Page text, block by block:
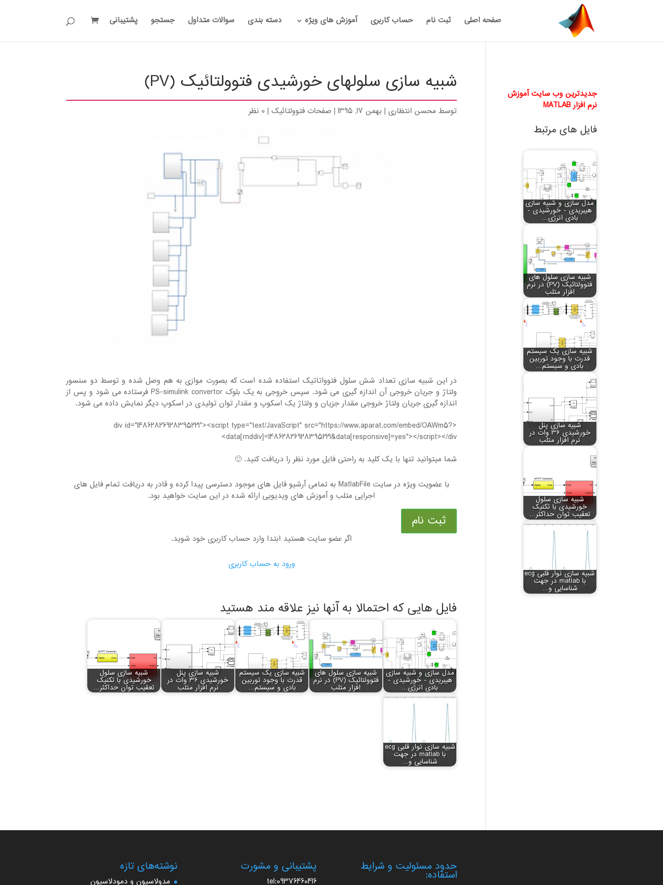
صفحه اصلی ثبت نام حساب کاربری آموزش های ویژه دسته بندی سوالات متداول جستجو پشتیبانی
شبیه سازی سلولهای خورشیدی فتوولتائیک (PV)
توسط محسن انتظاری| بهمن 17, 1395 | صفحات فتوولتائیک| 0 نظر
در این شبیه سازی تعداد شش سلول فتوواتاتیک استفاده شده است که بصورت موازی به هم وصل شده و توسط دو سنسور
ولتاژ و جریان خروجی آن اندازه گیری می شود. سپس خروجی به یک بلوک PS-simulink convertor فرستاده می شود و پس از
اندازه گیری جریان ولتاژ خروجی مقدار جزیان و ولتاژ یک اسکوپ و مقدار توان تولیدی در اسکوپ دیگر نمایش داده می شود.
<div id="14862826928395221"><script type="text/JavaScript" src="https://www.aparat.com/embed/OAWm5?
data[rnddiv]=14862826928395221&data[responsive]=yes"></script></div>
شما میتوانید تنها با یک کلید به راحتی فایل مورد نظر را دریافت کنید. 🙂
با عضویت ویژه در سایت MatlabFile به تمامی آرشیو فایل های موجود دسترسی پیدا کرده و قادر به دریافت تمام فایل های
اجرایی متلب و آموزش های ویدیویی ارائه شده در این سایت خواهید بود.
ثبت نام
اگر عضو سایت هستید ابتدا وارد حساب کاربری خود شوید.
ورود به حساب کاربری
فایل هایی که احتمالا به آنها نیز علاقه مند هستید
مدل سازی و شبیه سازی
هیبریدی - خورشیدی -
بادی انرژی…
شبیه سازی سلول های
فتوولتائیک (PV) در نرم
افزار متلب
شبیه سازی یک سیستم
قدرت با وجود توربین
بادی و سیستم…
شبیه سازی پنل
خورشیدی 36 وات در
نرم افزار متلب
شبیه سازی سلول
خورشیدی با تکنیک
تعقیب توان حداکثر…
شبیه سازی نوار قلبی ecg
با matlab در جهت
شناسایی و…
جدیدترین وب سایت آموزش
نرم افزار MATLAB
فایل های مرتبط
مدل سازی و شبیه سازی
هیبریدی - خورشیدی -
بادی انرژی…
شبیه سازی سلول های
فتوولتائیک (PV) در نرم
افزار متلب
شبیه سازی یک سیستم
قدرت با وجود توربین
بادی و سیستم…
شبیه سازی پنل
خورشیدی 36 وات در
نرم افزار متلب
شبیه سازی سلول
خورشیدی با تکنیک
تعقیب توان حداکثر…
شبیه سازی نوار قلبی ecg
با matlab در جهت
شناسایی و…
نوشته‌های تازه
مدولاسیون و دمودلاسیون
پشتیبانی و مشورت
tel:09376460416
حدود مسئولیت و شرایط
استفاده: